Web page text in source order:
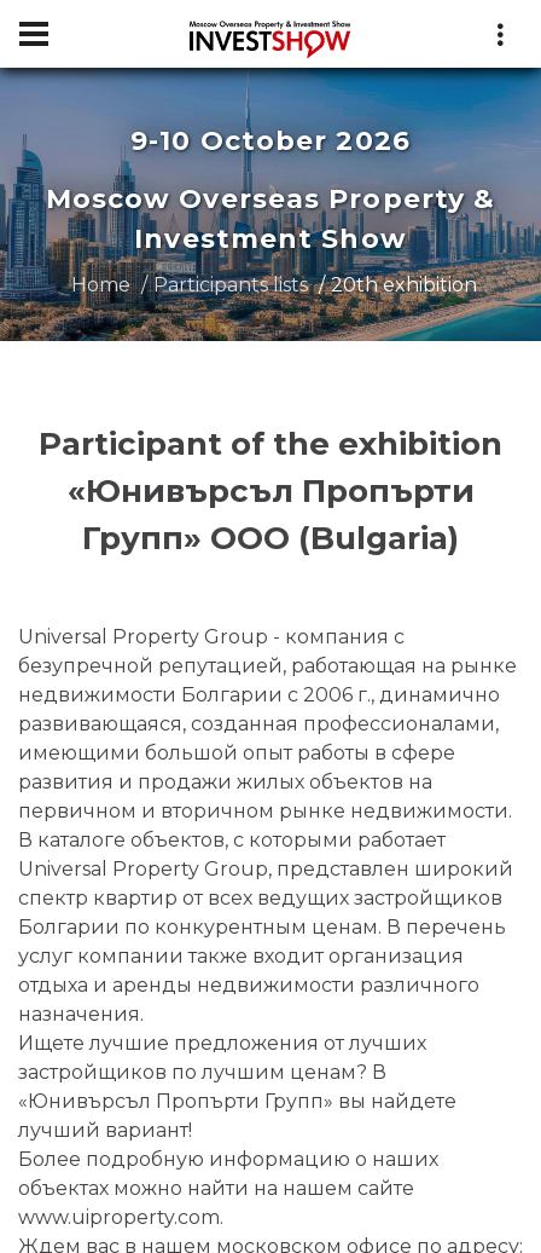
9-10 October 2026
Moscow Overseas Property &
Investment Show
Home Participants lists 20th exhibition
Participant of the exhibition
«Юнивърсъл Пропърти
Групп» ООО (Bulgaria)
Universal Property Group - компания с
безупречной репутацией, работающая на рынке
недвижимости Болгарии с 2006 г., динамично
развивающаяся, созданная профессионалами,
имеющими большой опыт работы в сфере
развития и продажи жилых объектов на
первичном и вторичном рынке недвижимости.
В каталоге объектов, с которыми работает
Universal Property Group, представлен широкий
спектр квартир от всех ведущих застройщиков
Болгарии по конкурентным ценам. В перечень
услуг компании также входит организация
отдыха и аренды недвижимости различного
назначения.
Ищете лучшие предложения от лучших
застройщиков по лучшим ценам? В
«Юнивърсъл Пропърти Групп» вы найдете
лучший вариант!
Более подробную информацию о наших
объектах можно найти на нашем сайте
www.uiproperty.com.
Ждем вас в нашем московском офисе по адресу: